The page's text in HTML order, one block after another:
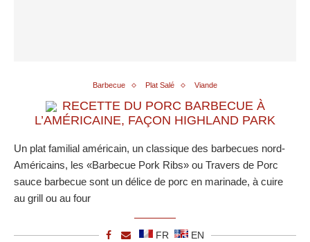
Barbecue Plat Salé Viande
RECETTE DU PORC BARBECUE À
L’AMÉRICAINE, FAÇON HIGHLAND PARK
Un plat familial américain, un classique des barbecues nord-
Américains, les «Barbecue Pork Ribs» ou Travers de Porc
sauce barbecue sont un délice de porc en marinade, à cuire
au grill ou au four
FR EN